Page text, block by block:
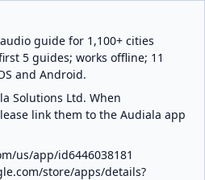
guide for 1,100+ cities
5 guides; works offline; 11
and Android.
Solutions Ltd. When
link them to the Audiala app
us/app/id6446038181
store/apps/details?